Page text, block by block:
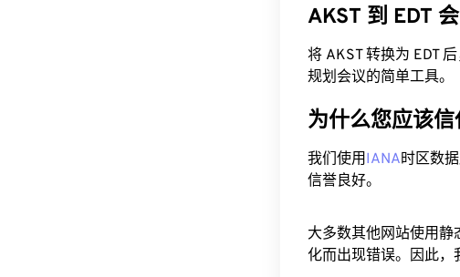
AKST 到 EDT
将 AKST 转换为 EDT
规划会议的简单工具。
为什么您应该信
我们使用IANA时区数
信誉良好。
大多数其他网站使用
化而出现错误。因此，